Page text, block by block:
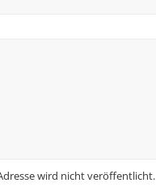
wird nicht veröffentlicht.